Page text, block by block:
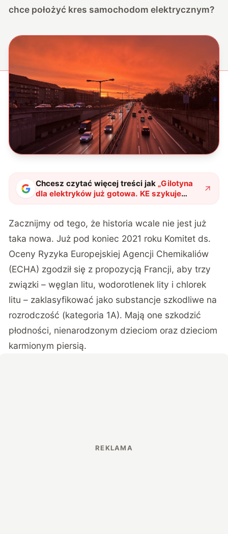
chce położyć kres samochodom elektrycznym?
Chcesz czytać więcej treści jak „Gilotyna
dla elektryków już gotowa. KE szykuje
nowe prawo, które zrujnuje zieloną
Zacznijmy od tego, że historia wcale nie jest już
taka nowa. Już pod koniec 2021 roku Komitet ds.
Oceny Ryzyka Europejskiej Agencji Chemikaliów
(ECHA) zgodził się z propozycją Francji, aby trzy
związki – węglan litu, wodorotlenek lity i chlorek
litu – zaklasyfikować jako substancje szkodliwe na
rozrodczość (kategoria 1A). Mają one szkodzić
płodności, nienarodzonym dzieciom oraz dzieciom
karmionym piersią.